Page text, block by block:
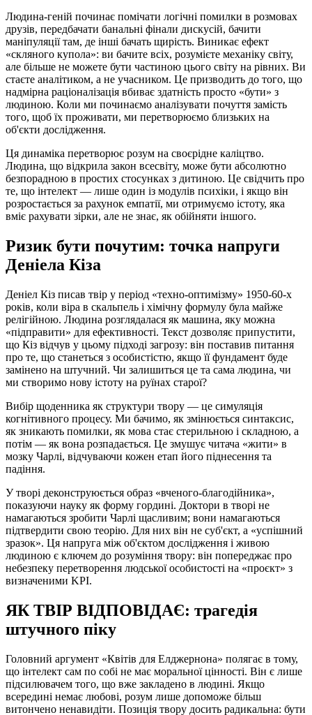
Людина-геній починає помічати логічні помилки в розмовах
друзів, передбачати банальні фінали дискусій, бачити
маніпуляції там, де інші бачать щирість. Виникає ефект
«скляного купола»: ви бачите всіх, розумієте механіку світу,
але більше не можете бути частиною цього світу на рівних. Ви
стаєте аналітиком, а не учасником. Це призводить до того, що
надмірна раціоналізація вбиває здатність просто «бути» з
людиною. Коли ми починаємо аналізувати почуття замість
того, щоб їх проживати, ми перетворюємо близьких на
об'єкти дослідження.
Ця динаміка перетворює розум на своєрідне каліцтво.
Людина, що відкрила закон всесвіту, може бути абсолютно
безпорадною в простих стосунках з дитиною. Це свідчить про
те, що інтелект — лише один із модулів психіки, і якщо він
розростається за рахунок емпатії, ми отримуємо істоту, яка
вміє рахувати зірки, але не знає, як обійняти іншого.
Ризик бути почутим: точка напруги
Деніела Кіза
Деніел Кіз писав твір у період «техно-оптимізму» 1950-60-х
років, коли віра в скальпель і хімічну формулу була майже
релігійною. Людина розглядалася як машина, яку можна
«підправити» для ефективності. Текст дозволяє припустити,
що Кіз відчув у цьому підході загрозу: він поставив питання
про те, що станеться з особистістю, якщо її фундамент буде
замінено на штучний. Чи залишиться це та сама людина, чи
ми створимо нову істоту на руїнах старої?
Вибір щоденника як структури твору — це симуляція
когнітивного процесу. Ми бачимо, як змінюється синтаксис,
як зникають помилки, як мова стає стерильною і складною, а
потім — як вона розпадається. Це змушує читача «жити» в
мозку Чарлі, відчуваючи кожен етап його піднесення та
падіння.
У творі деконструюється образ «вченого-благодійника»,
показуючи науку як форму гордині. Доктори в творі не
намагаються зробити Чарлі щасливим; вони намагаються
підтвердити свою теорію. Для них він не суб'єкт, а «успішний
зразок». Ця напруга між об'єктом дослідження і живою
людиною є ключем до розуміння твору: він попереджає про
небезпеку перетворення людської особистості на «проєкт» з
визначеними KPI.
ЯК ТВІР ВІДПОВІДАЄ: трагедія
штучного піку
Головний аргумент «Квітів для Елджернона» полягає в тому,
що інтелект сам по собі не має моральної цінності. Він є лише
підсилювачем того, що вже закладено в людині. Якщо
всередині немає любові, розум лише допоможе більш
витончено ненавидіти. Позиція твору досить радикальна: бути